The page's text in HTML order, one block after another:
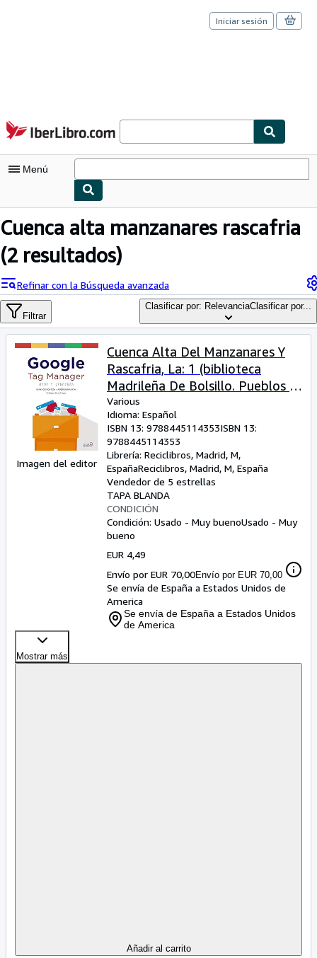
Pasar al contenido principal
IberLibro.com
Iniciar sesión
Menú
Consultar mis pedidos
Búsqueda avanzada
Colecciones
Libros antiguos
Arte y coleccionismo
Vendedores
Comenzar a vender
Ayuda
CERRAR
Cuenca alta manzanares rascafria
(2 resultados)
Refinar con la Búsqueda avanzada
Filtrar
Clasificar por: RelevanciaClasificar por...
Imagen del editor
Cuenca Alta Del Manzanares Y
Rascafria, La: 1 (biblioteca
Madrileña De Bolsillo. Pueblos Y
Ciudades)
Various
Idioma: Español
ISBN 13: 9788445114353ISBN 13:
9788445114353
Librería: Reciclibros, Madrid, M,
EspañaReciclibros, Madrid, M, España
Vendedor de 5 estrellas
TAPA BLANDA
CONDICIÓN
Condición: Usado - Muy buenoUsado - Muy
bueno
EUR 4,49
Envío por EUR 70,00Envío por EUR 70,00
Se envía de España a Estados Unidos de
America
Se envía de España a Estados Unidos
de America
Mostrar más
Añadir al carrito